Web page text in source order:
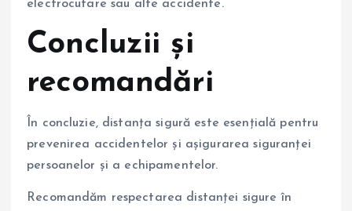
electrocutare sau alte accidente.
Concluzii și
recomandări
În concluzie, distanța sigură este esențială pentru
prevenirea accidentelor și așigurarea siguranței
persoanelor și a echipamentelor.
Recomandăm respectarea distanței sigure în